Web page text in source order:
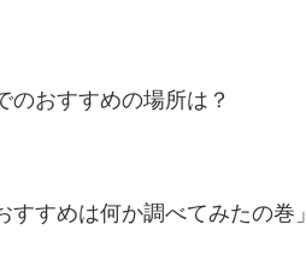
のおすすめの場所は？
すすめは何か調べてみたの巻」